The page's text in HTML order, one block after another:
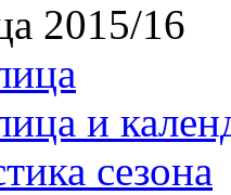
2015/16
и
сезона